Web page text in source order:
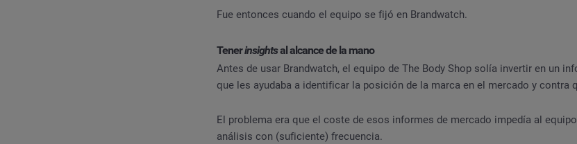
Fue entonces cuando el equipo se fijó en Brandwatch.
Tenerinsightsal alcance de la mano
Antes de usar Brandwatch, el equipo de The Body Shop solía invertir en un
que les ayudaba a identificar la posición de la marca en el mercado y contra
El problema era que el coste de esos informes de mercado impedía al
análisis con (suficiente) frecuencia.